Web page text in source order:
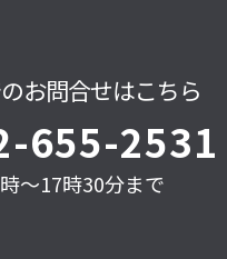
お問合せはこちら
655-2531
～17時30分まで